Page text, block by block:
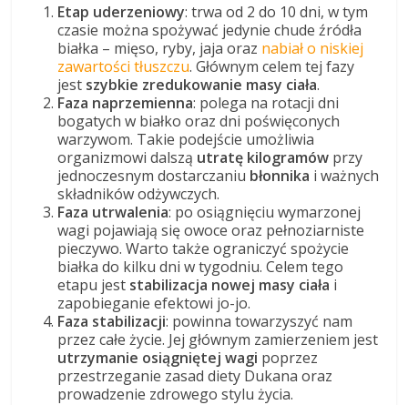
Etap uderzeniowy: trwa od 2 do 10 dni, w tym
czasie można spożywać jedynie chude źródła
białka – mięso, ryby, jaja oraz nabiał o niskiej
zawartości tłuszczu. Głównym celem tej fazy
jest szybkie zredukowanie masy ciała.
Faza naprzemienna: polega na rotacji dni
bogatych w białko oraz dni poświęconych
warzywom. Takie podejście umożliwia
organizmowi dalszą utratę kilogramów przy
jednoczesnym dostarczaniu błonnika i ważnych
składników odżywczych.
Faza utrwalenia: po osiągnięciu wymarzonej
wagi pojawiają się owoce oraz pełnoziarniste
pieczywo. Warto także ograniczyć spożycie
białka do kilku dni w tygodniu. Celem tego
etapu jest stabilizacja nowej masy ciała i
zapobieganie efektowi jo-jo.
Faza stabilizacji: powinna towarzyszyć nam
przez całe życie. Jej głównym zamierzeniem jest
utrzymanie osiągniętej wagi poprzez
przestrzeganie zasad diety Dukana oraz
prowadzenie zdrowego stylu życia.